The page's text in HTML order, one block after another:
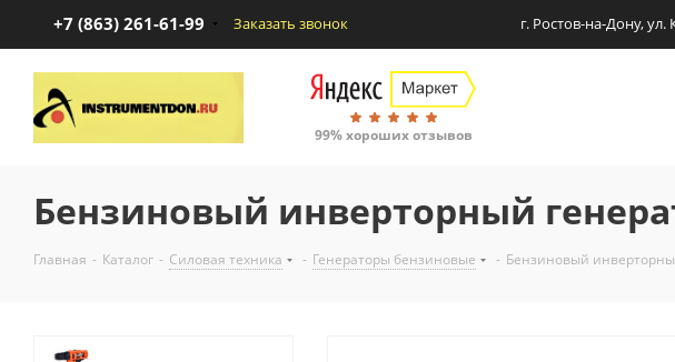
+7 (863) 261-61-99 Заказать звонок г. Ростов-на-Дону, ул.
99% хороших отзывов
Бензиновый инверторный
Главная - Каталог - Силовая техника - Генераторы бензиновые - Бензиновый